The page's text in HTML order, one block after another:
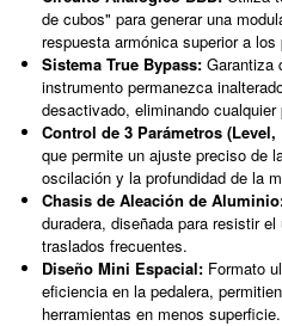
de cubos" para generar una
respuesta armónica superior a
Sistema True Bypass: Garantiza
instrumento permanezca
desactivado, eliminando
Control de 3 Parámetros (Level,
que permite un ajuste preciso de
oscilación y la profundidad de la
Chasis de Aleación de
duradera, diseñada para resistir
traslados frecuentes.
Diseño Mini Espacial: Formato
eficiencia en la pedalera,
herramientas en menos superficie.